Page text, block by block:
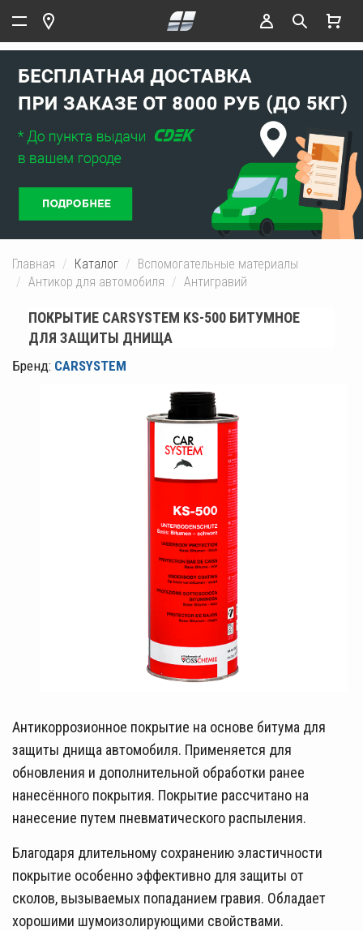
Главная Каталог
Вспомогательные материалы
Антикор для автомобиля
Антигравий
ПОКРЫТИЕ CARSYSTEM KS-500 БИТУМНОЕ
ДЛЯ ЗАЩИТЫ ДНИЩА
Бренд: CARSYSTEM
Антикоррозионное покрытие на основе битума для
защиты днища автомобиля. Применяется для
обновления и дополнительной обработки ранее
нанесённого покрытия. Покрытие рассчитано на
нанесение путем пневматического распыления.
Благодаря длительному сохранению эластичности
покрытие особенно эффективно для защиты от
сколов, вызываемых попаданием гравия. Обладает
хорошими шумоизолирующими свойствами.